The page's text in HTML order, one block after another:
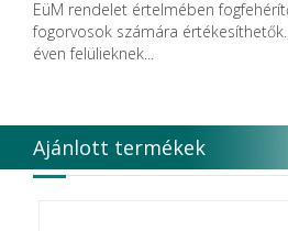
EüM rendelet értelmében
fogorvosok számára
éven felülieknek...
Ajánlott termékek